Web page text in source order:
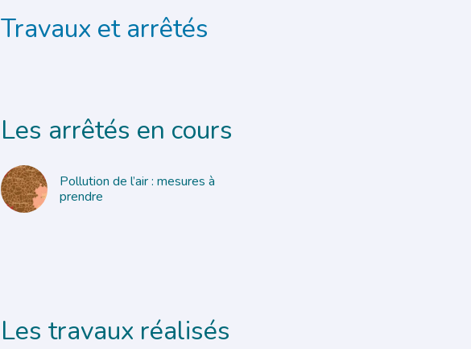
Travaux et arrêtés
Les arrêtés en cours
Pollution de l’air : mesures à
prendre
Les travaux réalisés